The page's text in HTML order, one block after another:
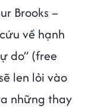
Brooks –
về hạnh
do” (free
len lỏi vào
những thay